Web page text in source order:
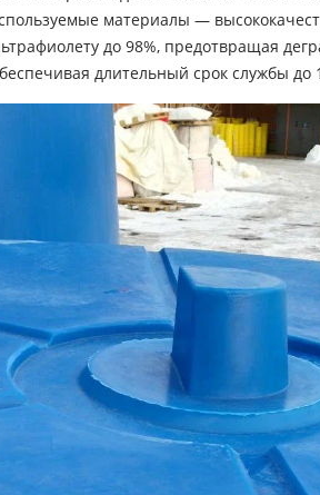
материалы —
до 98%, предотвращая
длительный срок службы